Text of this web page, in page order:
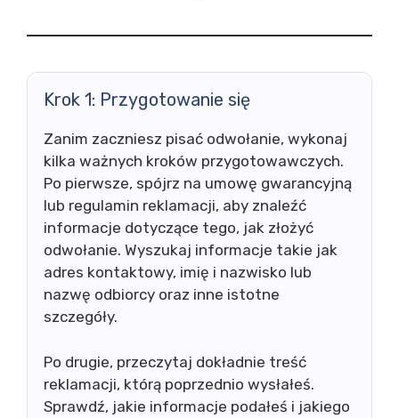
Krok 1: Przygotowanie się
Zanim zaczniesz pisać odwołanie, wykonaj
kilka ważnych kroków przygotowawczych.
Po pierwsze, spójrz na umowę gwarancyjną
lub regulamin reklamacji, aby znaleźć
informacje dotyczące tego, jak złożyć
odwołanie. Wyszukaj informacje takie jak
adres kontaktowy, imię i nazwisko lub
nazwę odbiorcy oraz inne istotne
szczegóły.
Po drugie, przeczytaj dokładnie treść
reklamacji, którą poprzednio wysłałeś.
Sprawdź, jakie informacje podałeś i jakiego